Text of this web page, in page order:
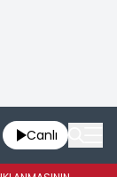
Canlı